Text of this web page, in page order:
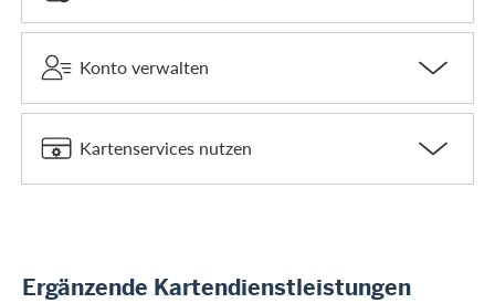
Konto verwalten
Kartenservices nutzen
Ergänzende Kartendienstleistungen